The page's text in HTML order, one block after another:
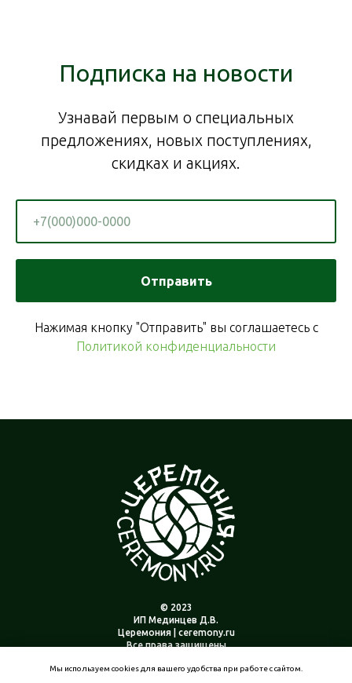
Подписка на новости
Узнавай первым о специальных
предложениях, новых поступлениях,
скидках и акциях.
Отправить
Нажимая кнопку "Отправить" вы соглашаетесь с
Политикой конфиденциальности
© 2023
ИП Мединцев Д.В.
Церемония | ceremony.ru
Все права защищены
Мы используем cookies для вашего удобства при работе с сайтом.